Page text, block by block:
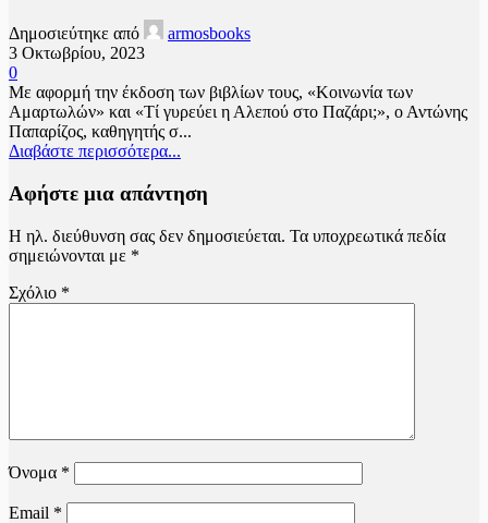
Δημοσιεύτηκε από
armosbooks
3 Οκτωβρίου, 2023
0
Με αφορμή την έκδοση των βιβλίων τους, «Κοινωνία των
Αμαρτωλών» και «Τί γυρεύει η Αλεπού στο Παζάρι;», ο Αντώνης
Παπαρίζος, καθηγητής σ...
Διαβάστε περισσότερα...
Αφήστε μια απάντηση
Η ηλ. διεύθυνση σας δεν δημοσιεύεται. Τα υποχρεωτικά πεδία
σημειώνονται με *
Σχόλιο *
Όνομα *
Email *